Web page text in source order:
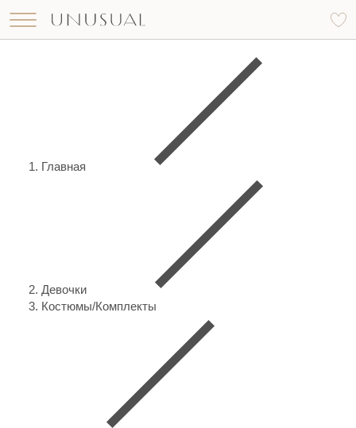
Главная
Девочки
Костюмы/Комплекты